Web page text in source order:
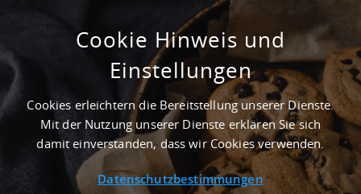
15.000 M² LOGISTIKGRUNDSTÜCK IN
NUTHE-URSTROMTAL NAHE
GÜTERVERKEHRSZENTRUM GVZ BERLIN
SÜD GROSSBEEREN - LANDKREIS TELTOW-
FLÄMING
Immobiliensuche/Detailansicht
Cookie Hinweis und
Einstellungen
Cookies erleichtern die Bereitstellung unserer Dienste.
Mit der Nutzung unserer Dienste erklären Sie sich
damit einverstanden, dass wir Cookies verwenden.
Datenschutzbestimmungen